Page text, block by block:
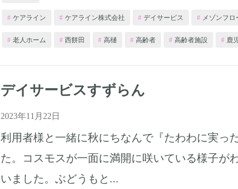
ケアライン ケアライン株式会社 デイサービス メゾンフロ
老人ホーム 西餅田 高樋 高齢者 高齢者施設 鹿
デイサービスすずらん
2023年11月22日
利用者様と一緒に秋にちなんで『たわわに実っ
た。コスモスが一面に満開に咲いている様子が
いました。ぶどうもと...